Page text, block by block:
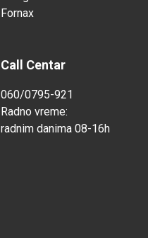
Fornax
Call Centar
060/0795-921
Radno vreme:
radnim danima 08-16h